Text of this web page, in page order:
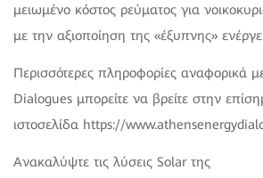
μειωμένο κόστος ρεύματος για
με την αξιοποίηση της «έξυπνης»
Περισσότερες πληροφορίες αναφορικά
Dialogues μπορείτε να βρείτε στην
ιστοσελίδα https://
Ανακαλύψτε τις λύσεις Solar της